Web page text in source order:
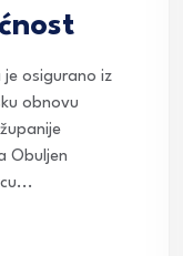
je osigurano iz
obnovu
Obuljen